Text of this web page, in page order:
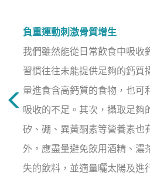
負重運動刺激骨質增生
我們雖然能從日常飲食中吸收
習慣往往未能提供足夠的鈣質
量進食含高鈣質的食物，也可
吸收的不足。其次，攝取足夠
矽、硼、異黃酮素等營養素也
外，應盡量避免飲用酒精、濃
失的飲料，並適量曬太陽及進